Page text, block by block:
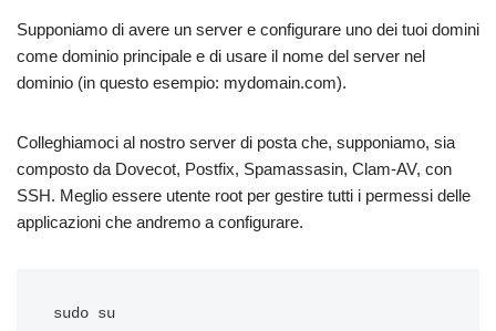
Supponiamo di avere un server e configurare uno dei tuoi domini
come dominio principale e di usare il nome del server nel
dominio (in questo esempio: mydomain.com).
Colleghiamoci al nostro server di posta che, supponiamo, sia
composto da Dovecot, Postfix, Spamassasin, Clam-AV, con
SSH. Meglio essere utente root per gestire tutti i permessi delle
applicazioni che andremo a configurare.